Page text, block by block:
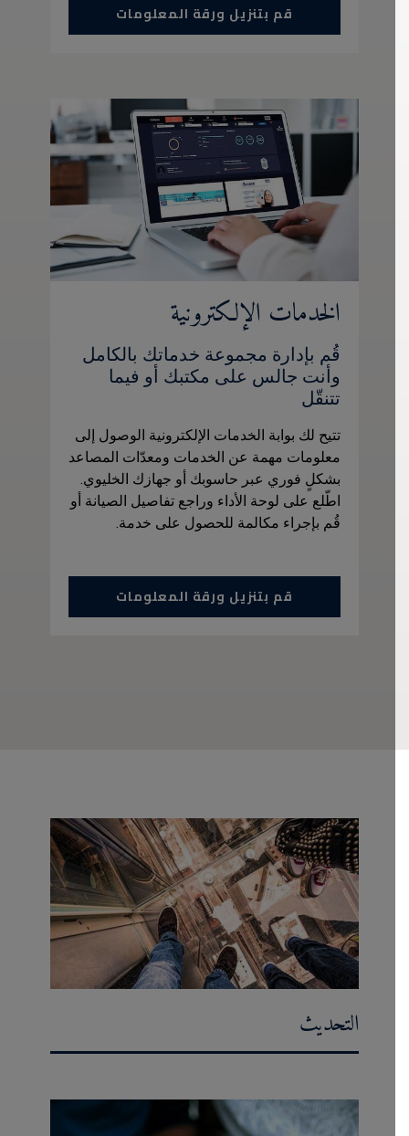
قم بتنزيل ورقة المعلومات
الخدمات الإلكترونية
قُم بإدارة مجموعة خدماتك بالكامل
وأنت جالس على مكتبك أو فيما
تتنقّل
تتيح لك بوابة الخدمات الإلكترونية الوصول إلى
معلومات مهمة عن الخدمات ومعدّات المصاعد
بشكلٍ فوري عبر حاسوبك أو جهازك الخليوي.
اطّلع على لوحة الأداء وراجع تفاصيل الصيانة أو
قُم بإجراء مكالمة للحصول على خدمة.
قم بتنزيل ورقة المعلومات
التحديث